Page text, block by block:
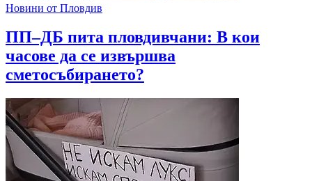
Новини от Пловдив
ПП–ДБ пита пловдивчани: В кои
часове да се извършва
сметосъбирането?